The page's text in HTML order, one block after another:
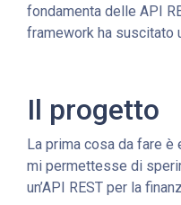
fondamenta delle API
framework ha suscitato
Il progetto
La prima cosa da fare
mi permettesse di
un’API REST per la